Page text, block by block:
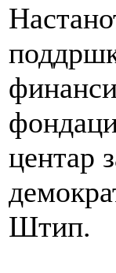
центар
Штип.